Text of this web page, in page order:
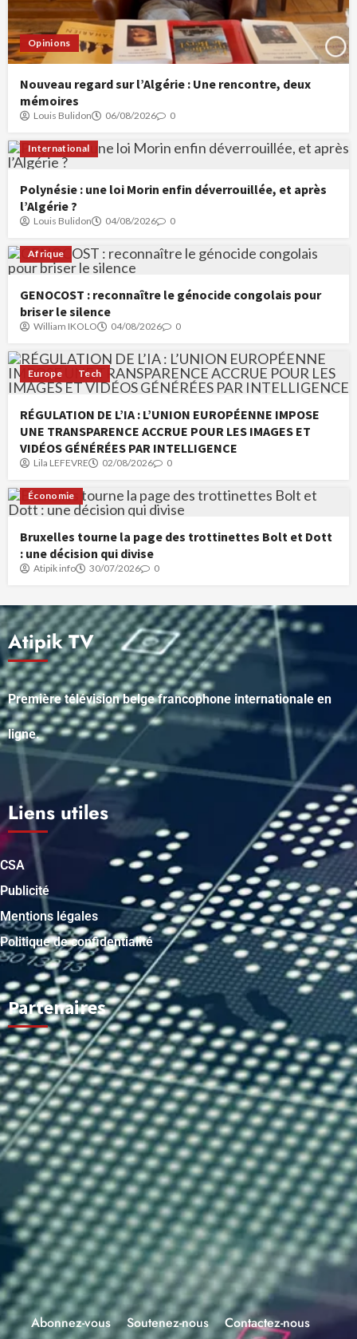
Opinions
Nouveau regard sur l’Algérie : Une rencontre, deux
mémoires
Louis Bulidon 06/08/2026 0
International
Polynésie : une loi Morin enfin déverrouillée, et après
l’Algérie ?
Louis Bulidon 04/08/2026 0
Afrique
GENOCOST : reconnaître le génocide congolais pour
briser le silence
William IKOLO 04/08/2026 0
Europe Tech
RÉGULATION DE L’IA : L’UNION EUROPÉENNE IMPOSE
UNE TRANSPARENCE ACCRUE POUR LES IMAGES ET
VIDÉOS GÉNÉRÉES PAR INTELLIGENCE
Lila LEFEVRE 02/08/2026 0
Économie
Bruxelles tourne la page des trottinettes Bolt et Dott
: une décision qui divise
Atipik info 30/07/2026 0
Atipik TV
Première télévision belge francophone internationale en
ligne.
Liens utiles
CSA
Publicité
Mentions légales
Politique de confidentialité
Partenaires
Abonnez-vous Soutenez-nous Contactez-nous